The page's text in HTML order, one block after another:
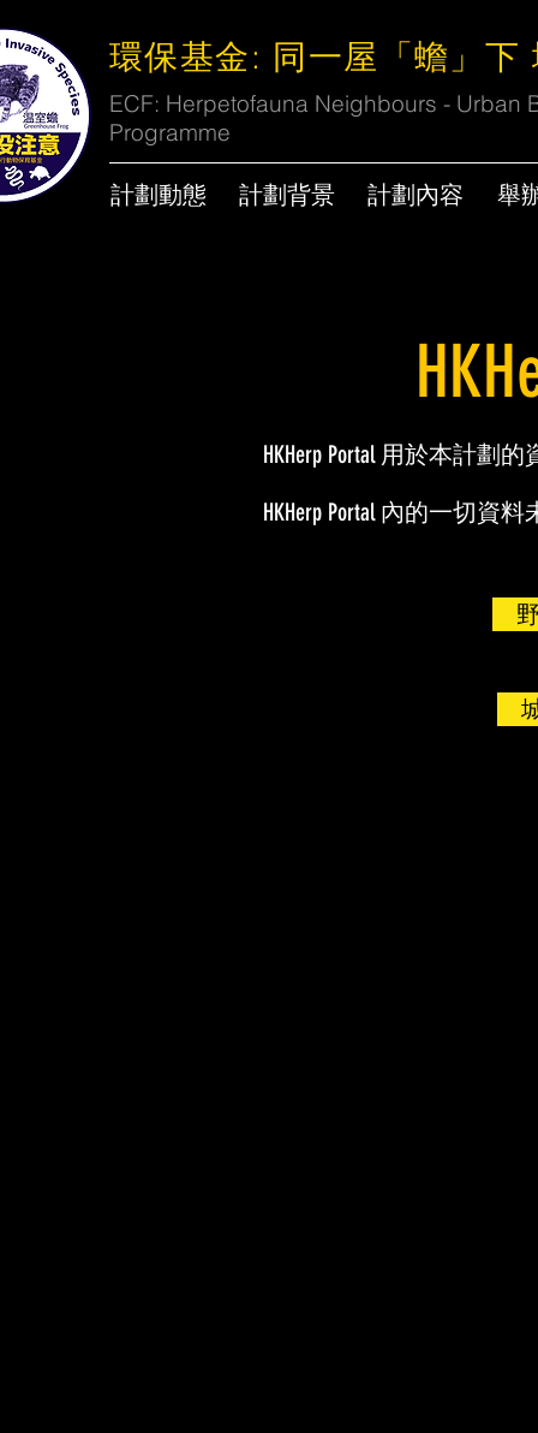
HKHerp Portal 用於本計劃
HKHerp Portal 內的一切
環保基金: 同一屋「蟾」下
ECF: Herpetofauna Neighbours - Urban
Programme
計劃動態 計劃背景 計劃內容 舉